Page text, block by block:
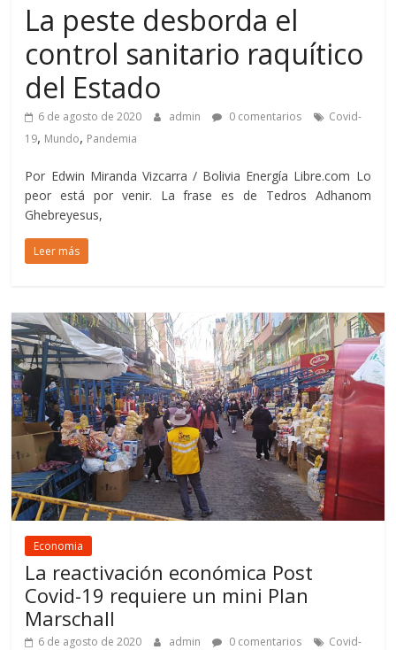
La peste desborda el
control sanitario raquítico
del Estado
6 de agosto de 2020 admin 0 comentarios
Covid-
19, Mundo, Pandemia
Por Edwin Miranda Vizcarra / Bolivia Energía Libre.com Lo
peor está por venir. La frase es de Tedros Adhanom
Ghebreyesus,
Leer más
Economia
La reactivación económica Post
Covid-19 requiere un mini Plan
Marschall
6 de agosto de 2020 admin 0 comentarios
Covid-